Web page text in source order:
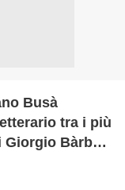
Busà
tra i più
Bàrberi